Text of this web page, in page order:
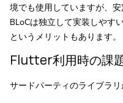
境でも使用していますが、安
BLoCは独立して実装しやす
というメリットもあります。
Flutter利用時の課
サードパーティのライブラ